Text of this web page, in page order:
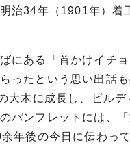
治34年（1901年）着
にある「首かけイチ
ったという思い出話
大木に成長し、ビル
パンフレットには、
年後の今日に伝わっ